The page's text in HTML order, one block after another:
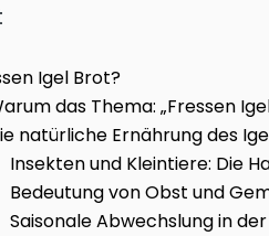
Igel Brot?
das Thema: „Fressen
natürliche Ernährung des
Insekten und Kleintiere: Die
Bedeutung von Obst und
Saisonale Abwechslung in